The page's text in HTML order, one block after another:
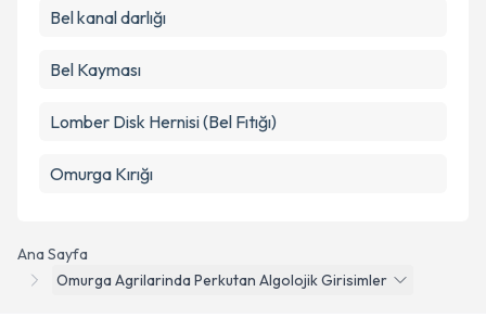
Ana Sayfa
Omurga Agrilarinda Perkutan Algolojik Girisimler
Bel kanal darlığı
Bel Kayması
Lomber Disk Hernisi (Bel Fıtığı)
Omurga Kırığı